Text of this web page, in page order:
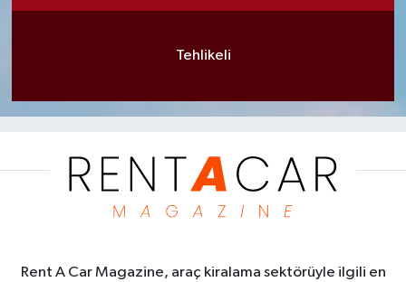
Tehlikeli
Rent A Car Magazine, araç kiralama sektörüyle ilgili en